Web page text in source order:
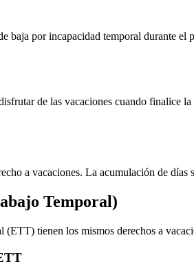
baja por incapacidad temporal durante
de las vacaciones cuando finalice
a vacaciones. La acumulación de
Temporal)
tienen los mismos derechos a